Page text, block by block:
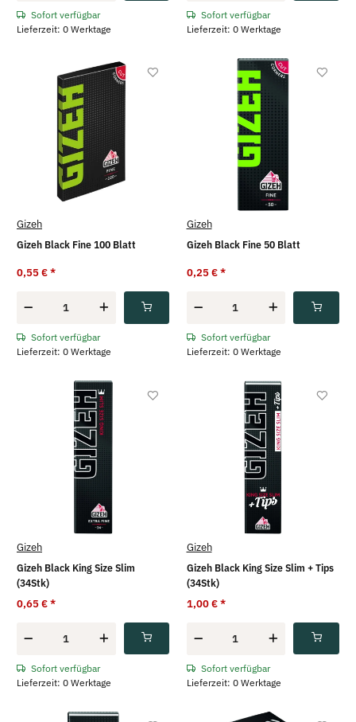
Sofort verfügbar
Lieferzeit: 0 Werktage
Sofort verfügbar
Lieferzeit: 0 Werktage
Gizeh
Gizeh Black Fine 100 Blatt
0,55 €*
Sofort verfügbar
Lieferzeit: 0 Werktage
Gizeh
Gizeh Black Fine 50 Blatt
0,25 €*
Sofort verfügbar
Lieferzeit: 0 Werktage
Gizeh
Gizeh Black King Size Slim
(34Stk)
0,65 €*
Sofort verfügbar
Lieferzeit: 0 Werktage
Gizeh
Gizeh Black King Size Slim + Tips
(34Stk)
1,00 €*
Sofort verfügbar
Lieferzeit: 0 Werktage